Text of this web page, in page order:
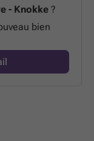
- Knokke ?
bien